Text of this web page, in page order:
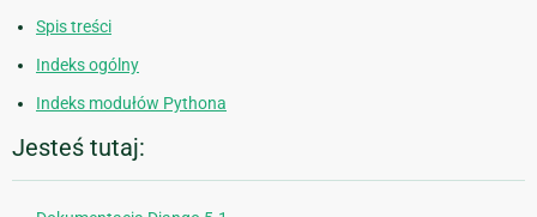
Spis treści
Indeks ogólny
Indeks modułów Pythona
Jesteś tutaj: